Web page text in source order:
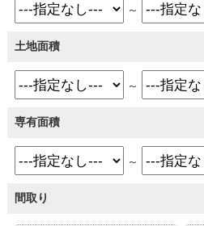
～
土地面積
～
専有面積
～
間取り